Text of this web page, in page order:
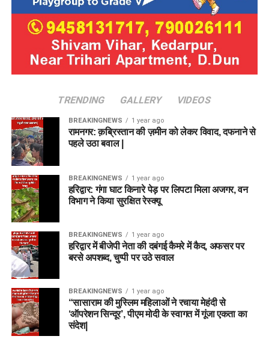
TRENDING GALLERY VIDEOS
BREAKINGNEWS 1 year ago
रामनगर: क़ब्रिस्तान की ज़मीन को लेकर विवाद, दफनाने से
पहले उठा बवाल |
BREAKINGNEWS 1 year ago
हरिद्वार: गंगा घाट किनारे पेड़ पर लिपटा मिला अजगर, वन
विभाग ने किया सुरक्षित रेस्क्यू
BREAKINGNEWS 1 year ago
हरिद्वार में बीजेपी नेता की दबंगई कैमरे में कैद, अफसर पर
बरसे अपशब्द, चुप्पी पर उठे सवाल
BREAKINGNEWS 1 year ago
“सासाराम की मुस्लिम महिलाओं ने रचाया मेहंदी से
‘ऑपरेशन सिन्दूर’, पीएम मोदी के स्वागत में गूंजा एकता का
संदेश|